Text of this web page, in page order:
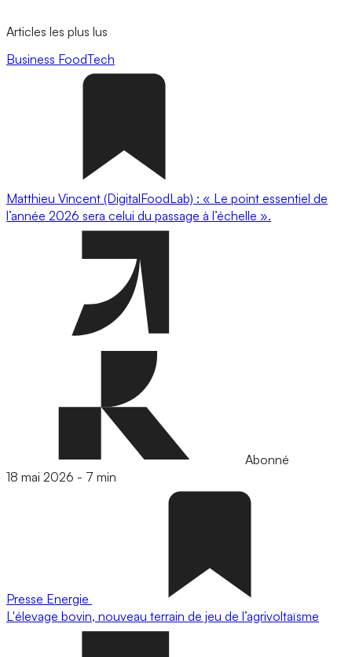
Articles les plus lus
Business FoodTech
Matthieu Vincent (DigitalFoodLab) : « Le point essentiel de
l’année 2026 sera celui du passage à l’échelle ».
Abonné
18 mai 2026 - 7 min
Presse Energie
L'élevage bovin, nouveau terrain de jeu de l’agrivoltaïsme